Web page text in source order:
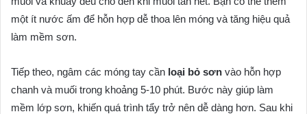
một ít nước ấm để hỗn hợp dễ thoa lên móng và tăng hiệu quả
làm mềm sơn.
Tiếp theo, ngâm các móng tay cần loại bỏ sơn vào hỗn hợp
chanh và muối trong khoảng 5-10 phút. Bước này giúp làm
mềm lớp sơn, khiến quá trình tẩy trở nên dễ dàng hơn. Sau khi